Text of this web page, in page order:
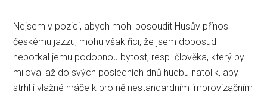
Nejsem v pozici, abych mohl posoudit Husův přínos
českému jazzu, mohu však říci, že jsem doposud
nepotkal jemu podobnou bytost, resp. člověka, který by
miloval až do svých posledních dnů hudbu natolik, aby
strhl i vlažné hráče k pro ně nestandardním improvizačním